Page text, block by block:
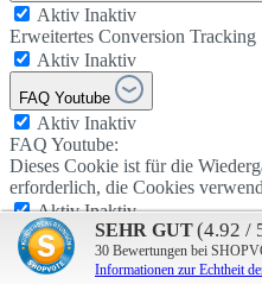
Aktiv Inaktiv
Erweitertes Conversion Tracking
Aktiv Inaktiv
FAQ Youtube
Aktiv Inaktiv
FAQ Youtube:
Dieses Cookie ist für die
erforderlich, die Cookies
Aktiv Inaktiv
Shopware Analytics
Aktiv Inaktiv
SEHR GUT(4.92 /
30 Bewertungen bei
Informationen zur Echtheit